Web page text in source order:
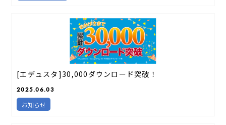
[エデュスタ]30,000ダウンロード突破！
2025.06.03
お知らせ